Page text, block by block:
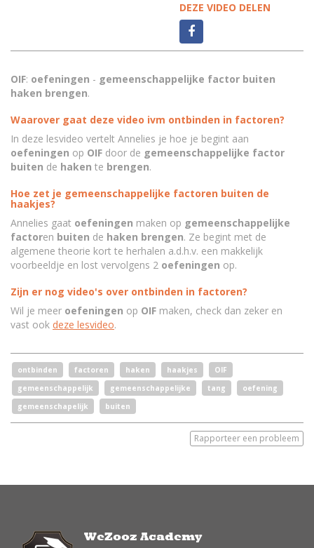
DEZE VIDEO DELEN
OIF: oefeningen - gemeenschappelijke factor buiten
haken brengen.
Waarover gaat deze video ivm ontbinden in factoren?
In deze lesvideo vertelt Annelies je hoe je begint aan
oefeningen op OIF door de gemeenschappelijke factor
buiten de haken te brengen.
Hoe zet je gemeenschappelijke factoren buiten de
haakjes?
Annelies gaat oefeningen maken op gemeenschappelijke
factoren buiten de haken brengen. Ze begint met de
algemene theorie kort te herhalen a.d.h.v. een makkelijk
voorbeeldje en lost vervolgens 2 oefeningen op.
Zijn er nog video's over ontbinden in factoren?
Wil je meer oefeningen op OIF maken, check dan zeker en
vast ook deze lesvideo.
ontbinden factoren haken haakjes
OIF
gemeenschappelijk
gemeenschappelijke tang
oefening
gemeenschapelijk
buiten
Rapporteer een probleem
WeZooz Academy